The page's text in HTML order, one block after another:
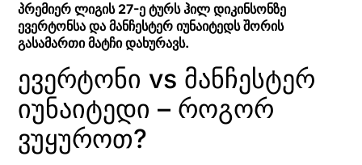
პრემიერ ლიგის 27-ე ტურს ჰილ დიკინსონზე
ევერტონსა და მანჩესტერ იუნაიტედს შორის
გასამართი მატჩი დახურავს.
ევერტონი vs მანჩესტერ
იუნაიტედი – როგორ
ვუყუროთ?